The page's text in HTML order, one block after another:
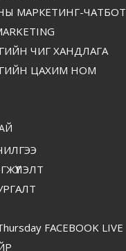
МАРКЕТИНГ-ЧАТБОТ
ЧИГ ХАНДЛАГА
ЦАХИМ НОМ
FACEBOOK LIVE